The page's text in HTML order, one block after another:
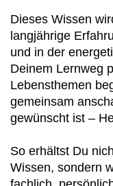
Potenziale und
tieferes
Dadurch wird
Werkzeug für
unabhängig
beraten
Lernen in
Dieses Wissen
langjährige
und in der
Deinem Lernweg
Lebensthemen
gemeinsam
gewünscht ist –
So erhältst Du
Wissen, sondern